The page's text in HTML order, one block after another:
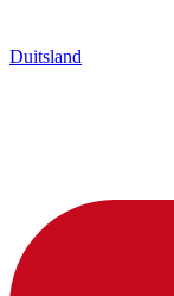
Duitsland